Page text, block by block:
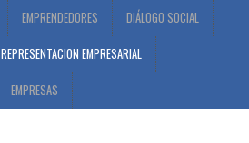
EMPRENDEDORES DIÁLOGO SOCIAL
REPRESENTACION EMPRESARIAL
EMPRESAS